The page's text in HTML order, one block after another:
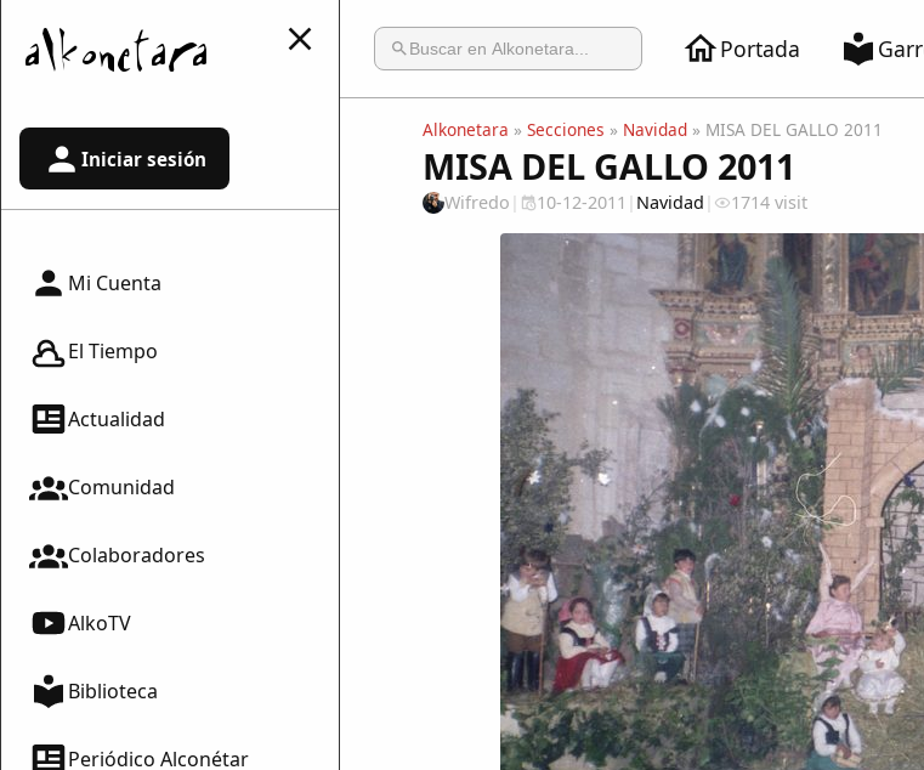
Portada
Iniciar sesión
Mi Cuenta
El Tiempo
Actualidad
Comunidad
Colaboradores
AlkoTV
Biblioteca
Periódico Alconétar
Alkonetara » Secciones » Navidad » MISA DEL GALLO 2011
MISA DEL GALLO 2011
Wifredo | 10-12-2011 | Navidad | 1714 visit